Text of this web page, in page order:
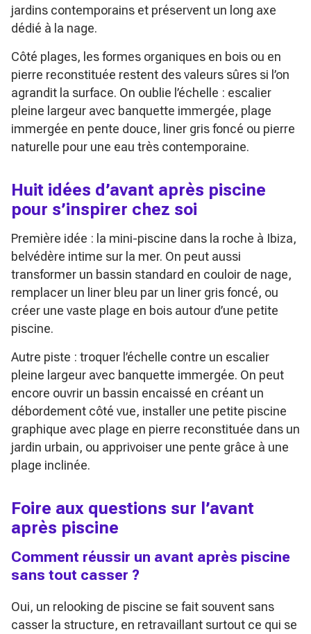
jardins contemporains et préservent un long axe
dédié à la nage.
Côté plages, les formes organiques en bois ou en
pierre reconstituée restent des valeurs sûres si l’on
agrandit la surface. On oublie l’échelle : escalier
pleine largeur avec banquette immergée, plage
immergée en pente douce, liner gris foncé ou pierre
naturelle pour une eau très contemporaine.
Huit idées d’avant après piscine
pour s’inspirer chez soi
Première idée : la mini-piscine dans la roche à Ibiza,
belvédère intime sur la mer. On peut aussi
transformer un bassin standard en couloir de nage,
remplacer un liner bleu par un liner gris foncé, ou
créer une vaste plage en bois autour d’une petite
piscine.
Autre piste : troquer l’échelle contre un escalier
pleine largeur avec banquette immergée. On peut
encore ouvrir un bassin encaissé en créant un
débordement côté vue, installer une petite piscine
graphique avec plage en pierre reconstituée dans un
jardin urbain, ou apprivoiser une pente grâce à une
plage inclinée.
Foire aux questions sur l’avant
après piscine
Comment réussir un avant après piscine
sans tout casser ?
Oui, un relooking de piscine se fait souvent sans
casser la structure, en retravaillant surtout ce qui se